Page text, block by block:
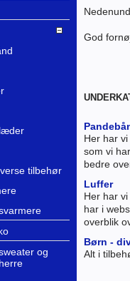
tilbehør
og
God
Her har
som vi
bedre
Luffer
Her har
har i
overblik
Børn -
Alt i